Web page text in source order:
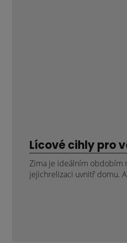
Lícové cihly pro
Zima je ideálním obdobím
jejichrelizaci uvnitř domu.